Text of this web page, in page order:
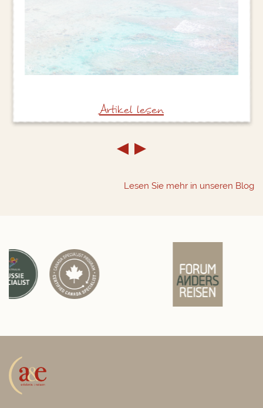
©
Artikel lesen
Lesen Sie mehr in unseren Blog